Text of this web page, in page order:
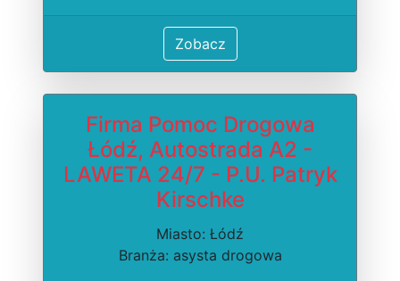
Zobacz
Firma Pomoc Drogowa
Łódź, Autostrada A2 -
LAWETA 24/7 - P.U. Patryk
Kirschke
Miasto: Łódź
Branża: asysta drogowa